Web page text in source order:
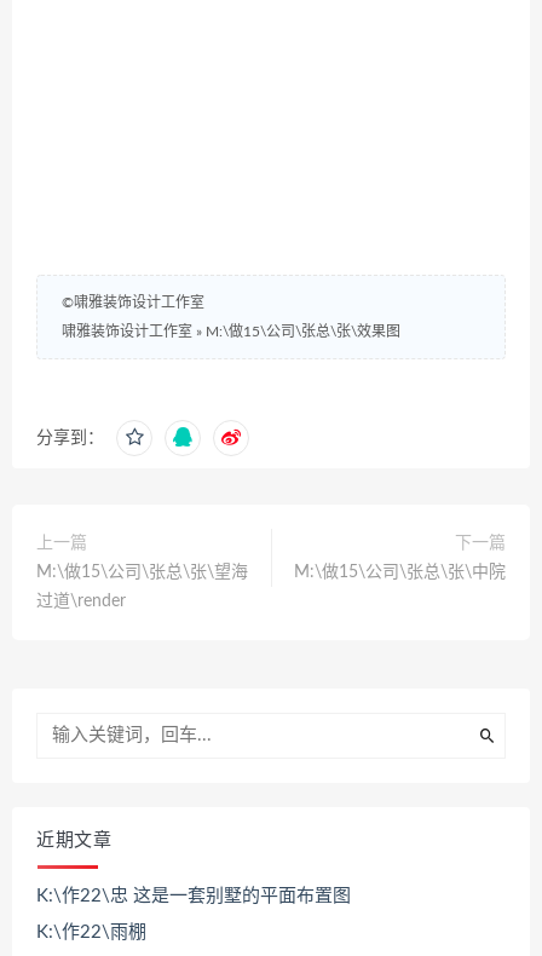
©啸雅装饰设计工作室
啸雅装饰设计工作室 » M:\做15\公司\张总\张\效果图
分享到：
上一篇
M:\做15\公司\张总\张\望海
过道\render
下一篇
M:\做15\公司\张总\张\中院
近期文章
K:\作22\忠 这是一套别墅的平面布置图
K:\作22\雨棚